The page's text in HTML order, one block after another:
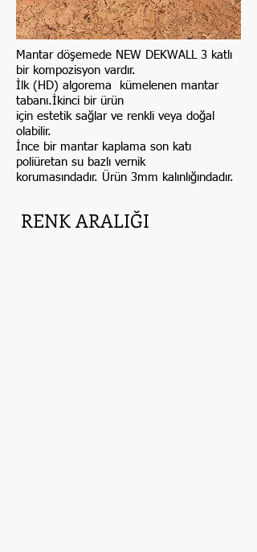
Mantar döşemede NEW DEKWALL 3 katlı
bir kompozisyon vardır.
İlk (HD) algorema kümelenen mantar
tabanı.İkinci bir ürün
için estetik sağlar ve renkli veya doğal
olabilir.
İnce bir mantar kaplama son katı
poliüretan su bazlı vernik
korumasındadır. Ürün 3mm kalınlığındadır.
RENK ARALIĞI